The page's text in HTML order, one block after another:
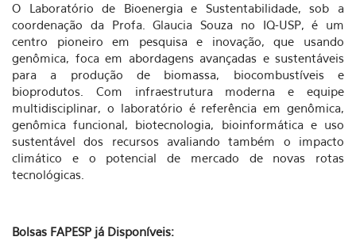
O Laboratório de Bioenergia e Sustentabilidade, sob a
coordenação da Profa. Glaucia Souza no IQ-USP, é um
centro pioneiro em pesquisa e inovação, que usando
genômica, foca em abordagens avançadas e sustentáveis
para a produção de biomassa, biocombustíveis e
bioprodutos. Com infraestrutura moderna e equipe
multidisciplinar, o laboratório é referência em genômica,
genômica funcional, biotecnologia, bioinformática e uso
sustentável dos recursos avaliando também o impacto
climático e o potencial de mercado de novas rotas
tecnológicas.
Bolsas FAPESP já Disponíveis: